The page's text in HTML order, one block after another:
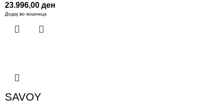
23.996,00 ден
Додај во кошница
SAVOY